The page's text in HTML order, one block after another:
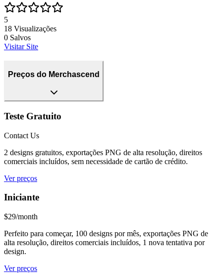
5
18 Visualizações
0 Salvos
Visitar Site
Preços do Merchascend
Teste Gratuito
Contact Us
2 designs gratuitos, exportações PNG de alta resolução, direitos
comerciais incluídos, sem necessidade de cartão de crédito.
Ver preços
Iniciante
$29/month
Perfeito para começar, 100 designs por mês, exportações PNG de
alta resolução, direitos comerciais incluídos, 1 nova tentativa por
design.
Ver preços